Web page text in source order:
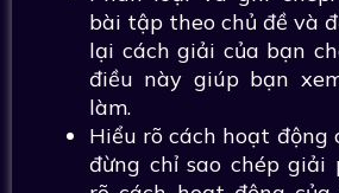
bài tập theo chủ đề và
lại cách giải của bạn
điều này giúp bạn
làm.
Hiểu rõ cách hoạt
đừng chỉ sao chép giải